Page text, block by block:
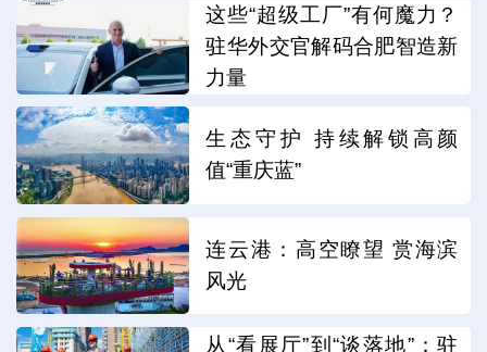
这些“超级工厂”有何魔力？
驻华外交官解码合肥智造新
力量
生态守护 持续解锁高颜
值“重庆蓝”
连云港：高空瞭望 赏海滨
风光
从“看展厅”到“谈落地”：驻